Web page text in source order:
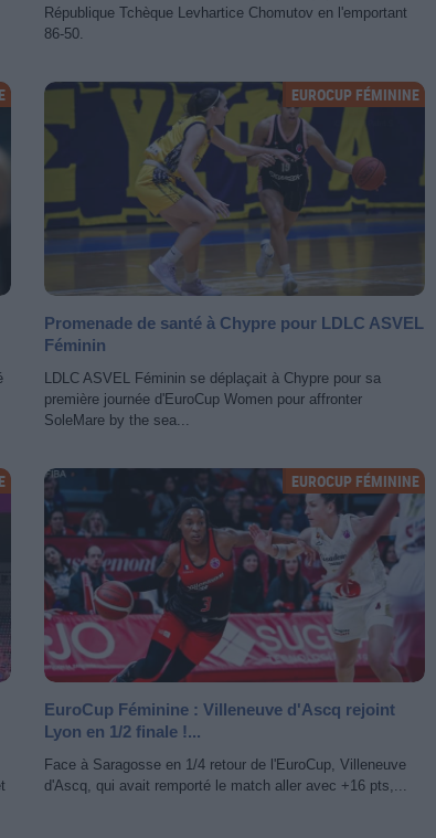
République Tchèque Levhartice Chomutov en l'emportant
86-50.
EUROCUP FÉMININE
Promenade de santé à Chypre pour LDLC ASVEL
Féminin
LDLC ASVEL Féminin se déplaçait à Chypre pour sa
première journée d'EuroCup Women pour affronter
SoleMare by the sea...
EUROCUP FÉMININE
EuroCup Féminine : Villeneuve d'Ascq rejoint
Lyon en 1/2 finale !...
Face à Saragosse en 1/4 retour de l'EuroCup, Villeneuve
d'Ascq, qui avait remporté le match aller avec +16 pts,...